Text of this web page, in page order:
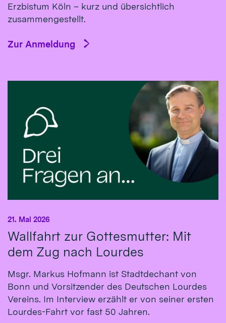
Erzbistum Köln – kurz und übersichtlich
zusammengestellt.
Zur Anmeldung
Wallfahrt zur Gottesmutter: Mit
dem Zug nach Lourdes
21. Mai 2026
Msgr. Markus Hofmann ist Stadtdechant von
Bonn und Vorsitzender des Deutschen Lourdes
Vereins. Im Interview erzählt er von seiner ersten
Lourdes-Fahrt vor fast 50 Jahren.